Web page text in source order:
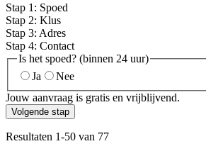
Stap 1 : Spoed
Stap 2: Klus
Stap 3: Adres
Stap 4: Contact
Is het spoed? (binnen 24 uur)
Ja
Nee
Jouw aanvraag is gratis en vrijblijvend.
Volgende stap
Resultaten 1-50 van 77